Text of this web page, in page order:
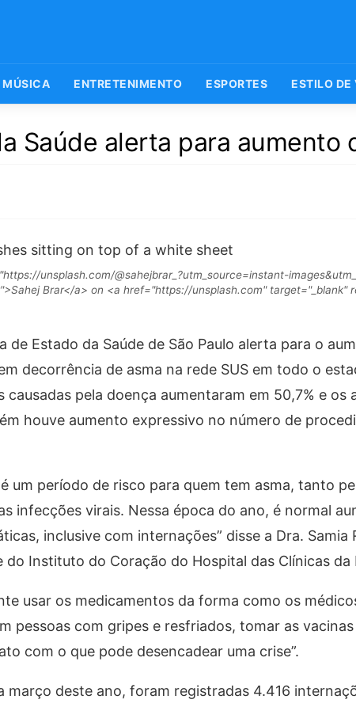
MÚSICA ENTRETENIMENTO ESPORTES ESTILO DE
Saúde alerta para aumento
unsplash.com/@sahejbrar_?utm_source=instant-
Brar</a> on <a href="https://unsplash.com" target="_blank"
de Estado da Saúde de São Paulo alerta para o
decorrência de asma na rede SUS em todo o
causadas pela doença aumentaram em 50,7% e
houve aumento expressivo no número de
um período de risco para quem tem asma, tanto
infecções virais. Nessa época do ano, é normal
inclusive com internações” disse a Dra.
do Instituto do Coração do Hospital das Clínicas da
usar os medicamentos da forma como os
pessoas com gripes e resfriados, tomar as
com o que pode desencadear uma crise”.
março deste ano, foram registradas 4.416